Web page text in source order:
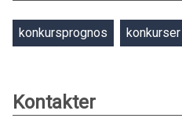
konkursprognos konkurser
Kontakter